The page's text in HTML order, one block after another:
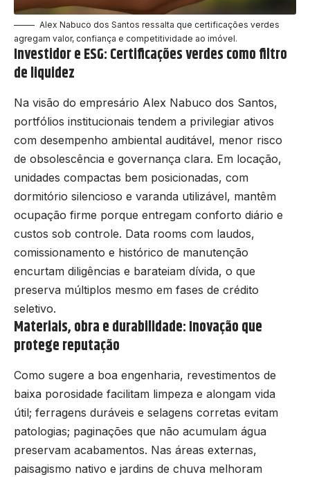
Alex Nabuco dos Santos ressalta que certificações verdes
agregam valor, confiança e competitividade ao imóvel.
Investidor e ESG: Certificações verdes como filtro
de liquidez
Na visão do empresário Alex Nabuco dos Santos,
portfólios institucionais tendem a privilegiar ativos
com desempenho ambiental auditável, menor risco
de obsolescência e governança clara. Em locação,
unidades compactas bem posicionadas, com
dormitório silencioso e varanda utilizável, mantêm
ocupação firme porque entregam conforto diário e
custos sob controle. Data rooms com laudos,
comissionamento e histórico de manutenção
encurtam diligências e barateiam dívida, o que
preserva múltiplos mesmo em fases de crédito
seletivo.
Materiais, obra e durabilidade: Inovação que
protege reputação
Como sugere a boa engenharia, revestimentos de
baixa porosidade facilitam limpeza e alongam vida
útil; ferragens duráveis e selagens corretas evitam
patologias; paginações que não acumulam água
preservam acabamentos. Nas áreas externas,
paisagismo nativo e jardins de chuva melhoram